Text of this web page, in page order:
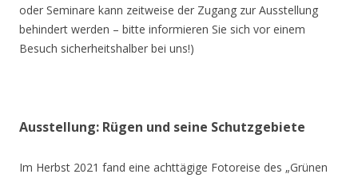
oder Seminare kann zeitweise der Zugang zur Ausstellung
behindert werden – bitte informieren Sie sich vor einem
Besuch sicherheitshalber bei uns!)
Ausstellung: Rügen und seine Schutzgebiete
Im Herbst 2021 fand eine achttägige Fotoreise des „Grünen